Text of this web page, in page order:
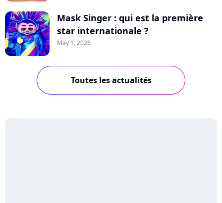
Mask Singer : qui est la première
star internationale ?
May 1, 2026
Toutes les actualités